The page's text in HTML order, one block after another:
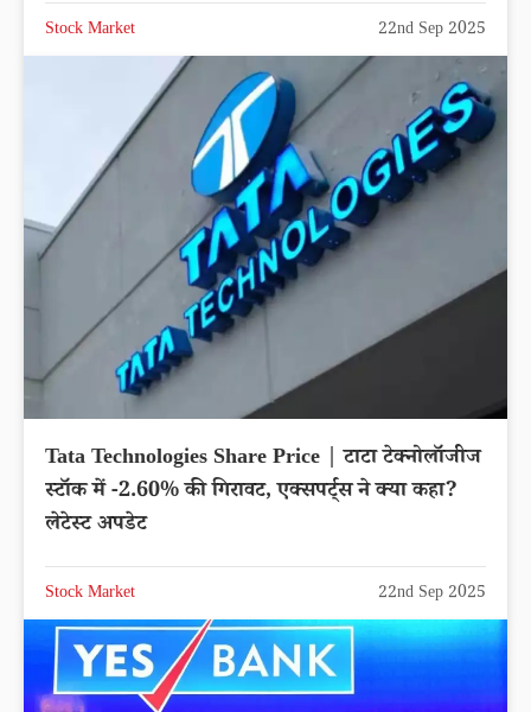
Stock Market 22nd Sep 2025
Tata Technologies Share Price | टाटा टेक्नोलॉजीज
स्टॉक में -2.60% की गिरावट, एक्सपर्ट्स ने क्या कहा?
लेटेस्ट अपडेट
Stock Market 22nd Sep 2025